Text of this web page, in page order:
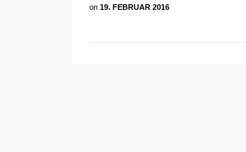
on 19. FEBRUAR 2016